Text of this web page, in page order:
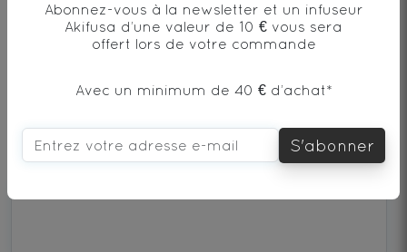
AJOUTER UN COMMENTAIRE
star
Terrible
2
stars
3
stars
4
stars
5
stars
Que pensez-vous de ce thé ?
Abonnez-vous à la newsletter et un infuseur
Akifusa d’une valeur de 10 € vous sera
offert lors de votre commande
Avec un minimum de 40 € d’achat*
S'abonner